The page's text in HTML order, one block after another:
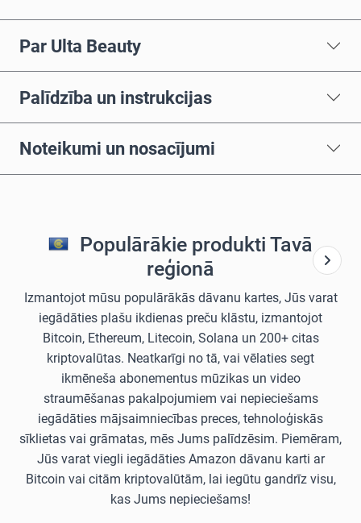
Par Ulta Beauty
Palīdzība un instrukcijas
Noteikumi un nosacījumi
Populārākie produkti Tavā
reģionā
Izmantojot mūsu populārākās dāvanu kartes, Jūs varat
iegādāties plašu ikdienas preču klāstu, izmantojot
Bitcoin, Ethereum, Litecoin, Solana un 200+ citas
kriptovalūtas. Neatkarīgi no tā, vai vēlaties segt
ikmēneša abonementus mūzikas un video
straumēšanas pakalpojumiem vai nepieciešams
iegādāties mājsaimniecības preces, tehnoloģiskās
sīklietas vai grāmatas, mēs Jums palīdzēsim. Piemēram,
Jūs varat viegli iegādāties Amazon dāvanu karti ar
Bitcoin vai citām kriptovalūtām, lai iegūtu gandrīz visu,
kas Jums nepieciešams!